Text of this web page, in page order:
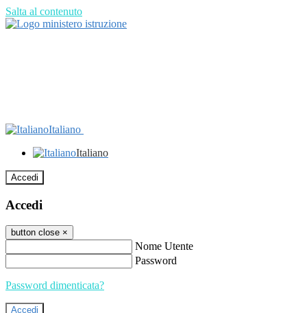
Salta al contenuto
Italiano
Italiano
Accedi
Accedi
button close ×
Nome Utente
Password
Password dimenticata?